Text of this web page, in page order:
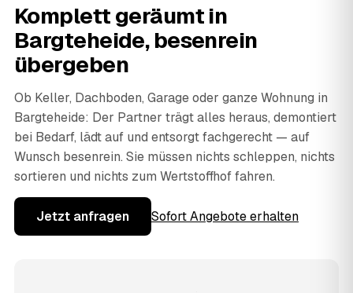
Komplett geräumt in
Bargteheide, besenrein
übergeben
Ob Keller, Dachboden, Garage oder ganze Wohnung in
Bargteheide: Der Partner trägt alles heraus, demontiert
bei Bedarf, lädt auf und entsorgt fachgerecht — auf
Wunsch besenrein. Sie müssen nichts schleppen, nichts
sortieren und nichts zum Wertstoffhof fahren.
Jetzt anfragen Sofort Angebote erhalten